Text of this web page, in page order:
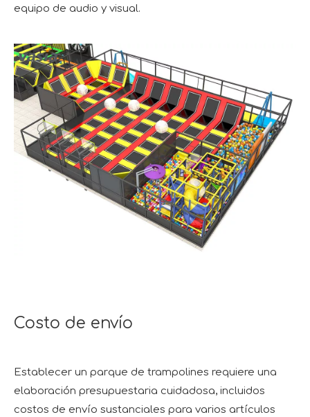
equipo de audio y visual.
Costo de envío
Establecer un parque de trampolines requiere una
elaboración presupuestaria cuidadosa, incluidos
costos de envío sustanciales para varios artículos